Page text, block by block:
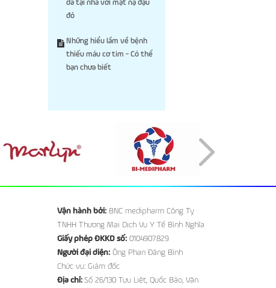
da tại nhà với mặt nạ đậu
đỏ
Những hiểu lầm về bệnh
thiếu máu cơ tim - Có thể
bạn chưa biết
Vận hành bởi: BNC medipharm Công Ty
TNHH Thương Mại Dịch Vụ Y Tế Bình Nghĩa
Giấy phép ĐKKD số: 0104907829
Người đại diện: Ông Phan Đăng Bình
Chức vụ: Giám đốc
Địa chỉ: Số 26/130 Tựu Liệt, Quốc Bảo, Văn